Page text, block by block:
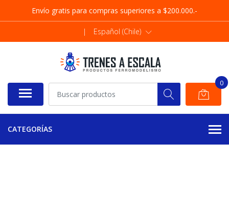
Envío gratis para compras superiores a $200.000.-
| Español (Chile)
0
CATEGORÍAS